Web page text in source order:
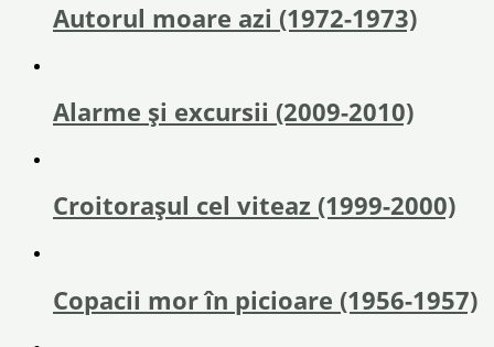
Autorul moare azi (1972-1973)
Alarme şi excursii (2009-2010)
Croitorașul cel viteaz (1999-2000)
Copacii mor în picioare (1956-1957)